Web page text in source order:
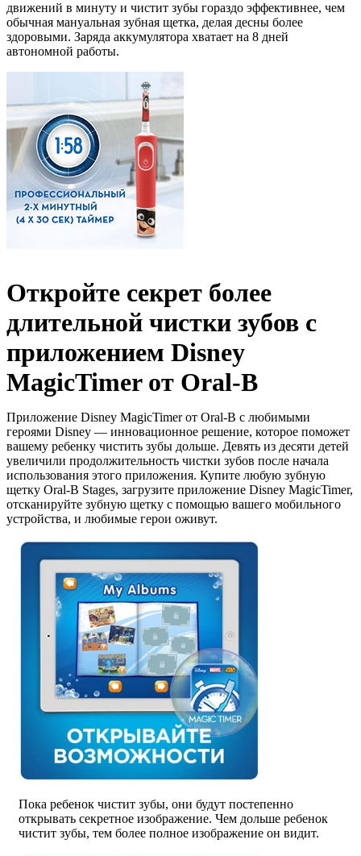
движений в минуту и чистит зубы гораздо эффективнее, чем
обычная мануальная зубная щетка, делая десны более
здоровыми. Заряда аккумулятора хватает на 8 дней
автономной работы.
Откройте секрет более
длительной чистки зубов с
приложением Disney
MagicTimer от Oral-B
Приложение Disney MagicTimer от Oral-B с любимыми
героями Disney — инновационное решение, которое поможет
вашему ребенку чистить зубы дольше. Девять из десяти детей
увеличили продолжительность чистки зубов после начала
использования этого приложения. Купите любую зубную
щетку Oral-B Stages, загрузите приложение Disney MagicTimer,
отсканируйте зубную щетку с помощью вашего мобильного
устройства, и любимые герои оживут.
Пока ребенок чистит зубы, они будут постепенно
открывать секретное изображение. Чем дольше ребенок
чистит зубы, тем более полное изображение он видит.